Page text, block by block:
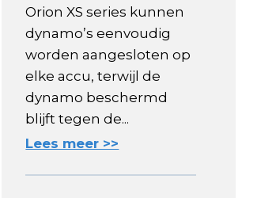
Orion XS series kunnen
dynamo’s eenvoudig
worden aangesloten op
elke accu, terwijl de
dynamo beschermd
blijft tegen de...
Lees meer >>